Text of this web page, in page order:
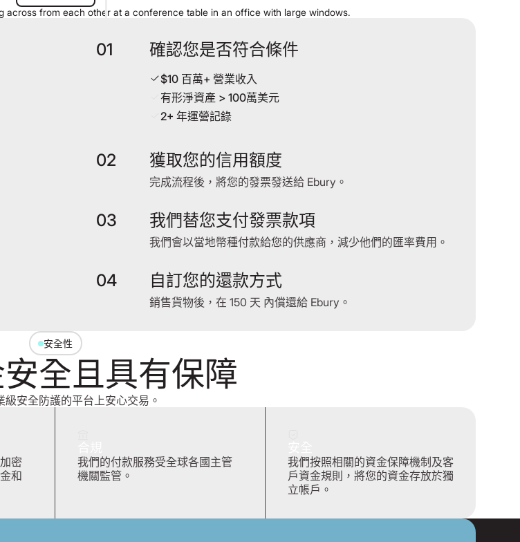
01 確認您是否符合條件
$10 百萬+ 營業收入
有形淨資產 > 100萬美元
2+ 年運營記錄
02 獲取您的信用額度
完成流程後，將您的發票發送給 Ebury。
03 我們替您支付發票款項
我們會以當地幣種付款給您的供應商，減少他們的匯率費用。
04 自訂您的還款方式
銷售貨物後，在 150 天 內償還給 Ebury。
安全性
全且具有保障
級安全防護的平台上安心交易。
密
和
我們的付款服務受全球各國主管
機關監管。
我們按照相關的資金保障機制及客
戶資金規則，將您的資金存放於獨
立帳戶。